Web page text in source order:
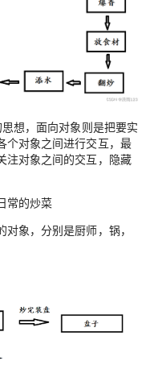
想，面向对象则是把要实
个对象之间进行交互，最
注对象之间的交互，隐藏
常的炒菜
象，分别是厨师，锅，